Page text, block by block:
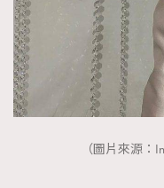
（圖片來源：